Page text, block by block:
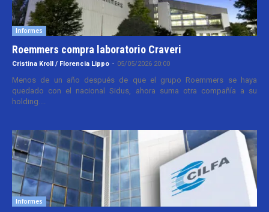
Informes
Roemmers compra laboratorio Craveri
Cristina Kroll / Florencia Lippo - 05/05/2026 20:00
Menos de un año después de que el grupo Roemmers se haya
quedado con el nacional Sidus, ahora suma otra compañía a su
holding....
Informes